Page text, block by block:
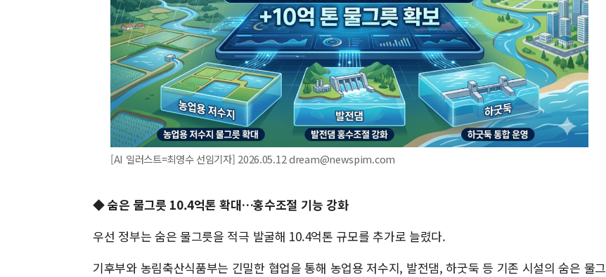
[AI 일러스트=최영수 선임기자] 2026.05.12 dream@newspim.com
◆ 숨은 물그릇 10.4억톤 확대…홍수조절 기능 강화
우선 정부는 숨은 물그릇을 적극 발굴해 10.4억톤 규모를 추가로 늘렸다.
기후부와 농림축산식품부는 긴밀한 협업을 통해 농업용 저수지, 발전댐, 하굿둑 등 기존 시설의 숨은 물그